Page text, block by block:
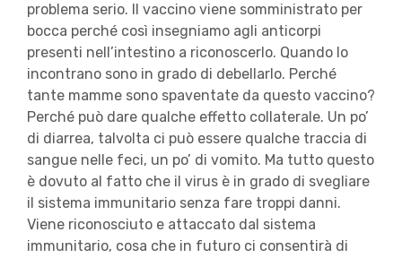
problema serio. Il vaccino viene somministrato per
bocca perché così insegniamo agli anticorpi
presenti nell’intestino a riconoscerlo. Quando lo
incontrano sono in grado di debellarlo. Perché
tante mamme sono spaventate da questo vaccino?
Perché può dare qualche effetto collaterale. Un po’
di diarrea, talvolta ci può essere qualche traccia di
sangue nelle feci, un po’ di vomito. Ma tutto questo
è dovuto al fatto che il virus è in grado di svegliare
il sistema immunitario senza fare troppi danni.
Viene riconosciuto e attaccato dal sistema
immunitario, cosa che in futuro ci consentirà di